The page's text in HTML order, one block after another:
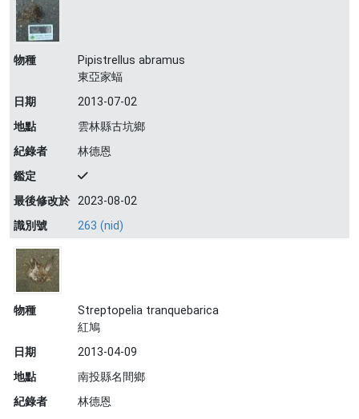
物種
Pipistrellus abramus
東亞家蝠
日期
2013-07-02
地點
雲林縣古坑鄉
紀錄者
林德恩
鑑定
最後修改於 2023-08-02
識別號
263 (nid)
物種
Streptopelia tranquebarica
紅鳩
日期
2013-04-09
地點
南投縣名間鄉
紀錄者
林德恩